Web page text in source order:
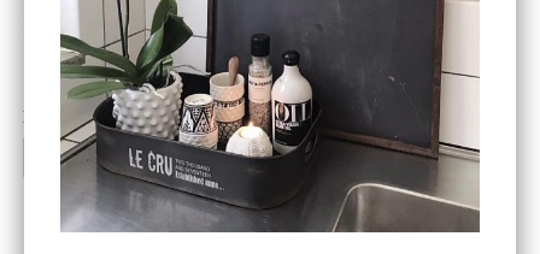
DBKD
Cloudy kruka mini, vit
199 kr
INFO KÖP
Star Trading
Bordslampa Mushroom
vit, Utomhus
499 kr
INFO KÖP